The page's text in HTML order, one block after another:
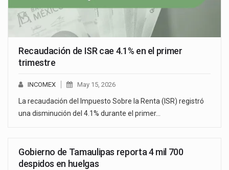
Recaudación de ISR cae 4.1% en el primer
trimestre
INCOMEX May 15, 2026
La recaudación del Impuesto Sobre la Renta (ISR) registró
una disminución del 4.1% durante el primer…
Gobierno de Tamaulipas reporta 4 mil 700
despidos en huelgas